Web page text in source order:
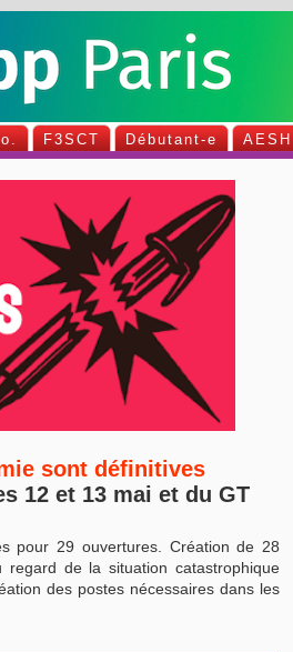
F3SCT Débutant-e AESH
sont définitives
12 et 13 mai et du GT
pour 29 ouvertures. Création de 28
de la situation catastrophique
des postes nécessaires dans les